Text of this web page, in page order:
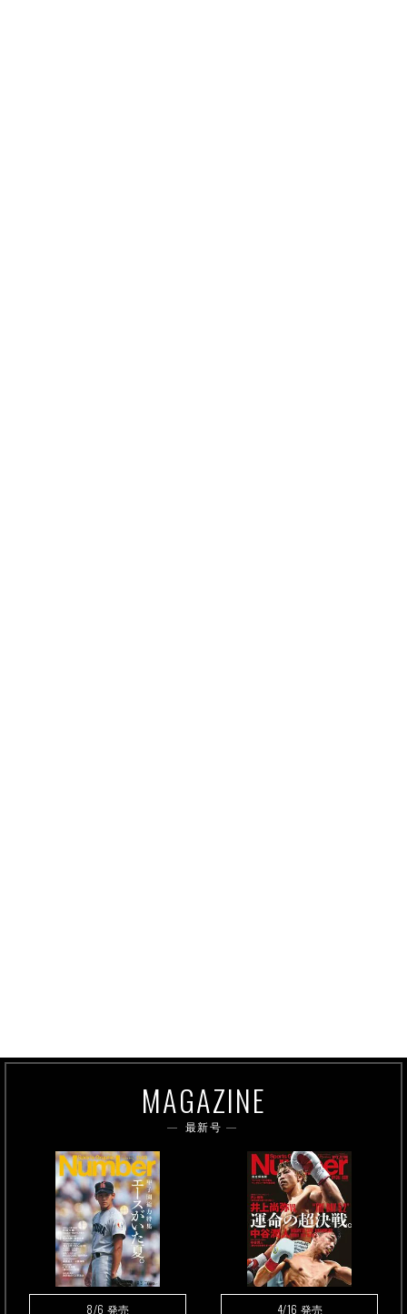
MAGAZINE
最新号
8/6 発売 4/16 発売